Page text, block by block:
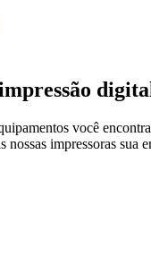
você
impressoras sua